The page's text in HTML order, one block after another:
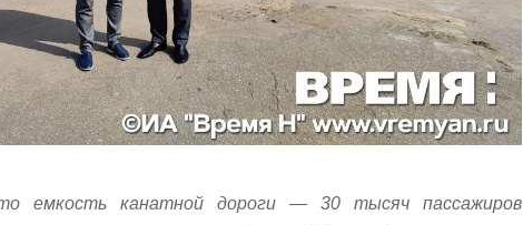
емкость канатной дороги — 30 тысяч пассажиров